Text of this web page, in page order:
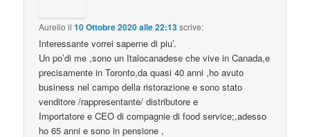
Aurelio il10 Ottobre 2020 alle 22:13scrive:
Interessante vorrei saperne di piu’.
Un po’di me ,sono un Italocanadese che vive in Canada,e
precisamente in Toronto,da quasi 40 anni ,ho avuto
business nel campo della ristorazione e sono stato
venditore /rappresentante/ distributore e
Importatore e CEO di compagnie di food service;,adesso
ho 65 anni e sono in pensione ,